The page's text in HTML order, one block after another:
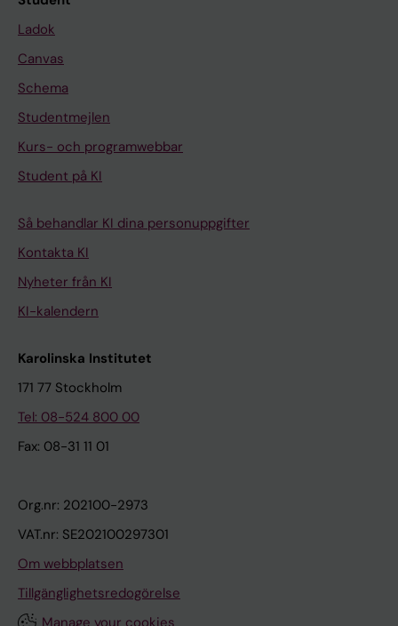
Ladok
Canvas
Schema
Studentmejlen
Kurs- och programwebbar
Student på KI
Så behandlar KI dina personuppgifter
Kontakta KI
Nyheter från KI
KI-kalendern
Karolinska Institutet
171 77 Stockholm
Tel: 08-524 800 00
Fax: 08-31 11 01
Org.nr: 202100-2973
VAT.nr: SE202100297301
Om webbplatsen
Tillgänglighetsredogörelse
Manage your cookies